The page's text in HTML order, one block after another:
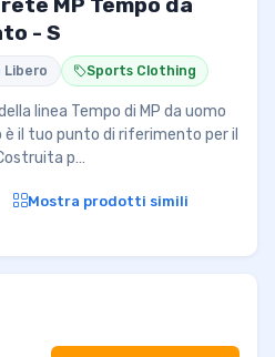
- S
Libero Sports Clothing
linea Tempo di MP da uomo
il tuo punto di riferimento per il
p…
Mostra prodotti simili